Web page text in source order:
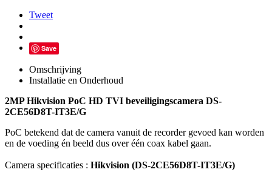
Tweet
Save
Omschrijving
Installatie en Onderhoud
2MP Hikvision PoC HD TVI beveiligingscamera DS-
2CE56D8T-IT3E/G
PoC betekend dat de camera vanuit de recorder gevoed kan worden
en de voeding én beeld dus over één coax kabel gaan.
Camera specificaties : Hikvision (DS-2CE56D8T-IT3E/G)